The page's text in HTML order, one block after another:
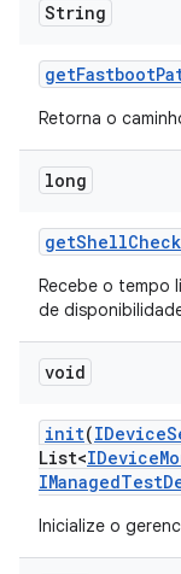
String
getFastboot
Retorna o
long
getShellCheck
Recebe o tempo
de
void
init(IDevice
List<IDevice
IManagedTest
Inicialize o